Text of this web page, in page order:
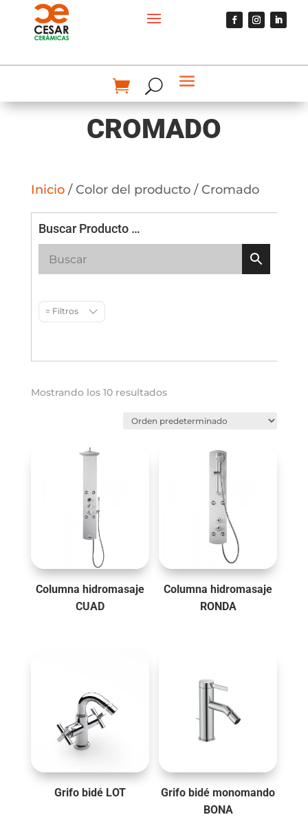
CROMADO
Inicio/ Color del producto / Cromado
Buscar Producto …
= Filtros
Mostrando los 10 resultados
Columna hidromasaje
CUAD
Columna hidromasaje
RONDA
Grifo bidé LOT
Grifo bidé monomando
BONA